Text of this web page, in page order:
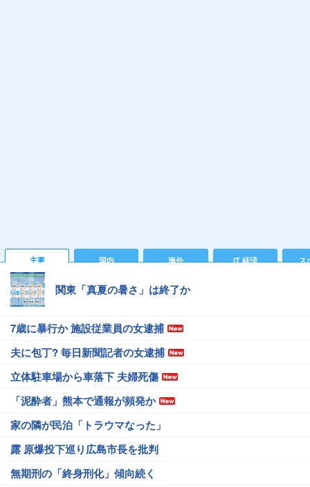
主要 国内 海外 IT 経済 ス
関東「真夏の暑さ」は終了か
7歳に暴行か 施設従業員の女逮捕
夫に包丁? 毎日新聞記者の女逮捕
立体駐車場から車落下 夫婦死傷
「泥酔者」熊本で通報が頻発か
家の隣が民泊「トラウマなった」
露 原爆投下巡り広島市長を批判
無期刑の「終身刑化」傾向続く